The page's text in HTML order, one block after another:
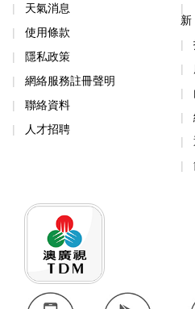
天氣消息
使用條款
隱私政策
網絡服務註冊聲明
聯絡資料
人才招聘
新